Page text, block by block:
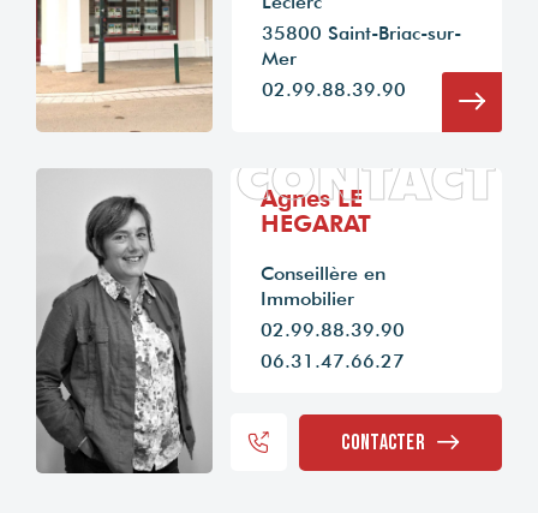
35800 Saint-Briac-sur-
Mer
02.99.88.39.90
CONTACT
Agnes LE
HEGARAT
Conseillère en
Immobilier
02.99.88.39.90
06.31.47.66.27
Contacter